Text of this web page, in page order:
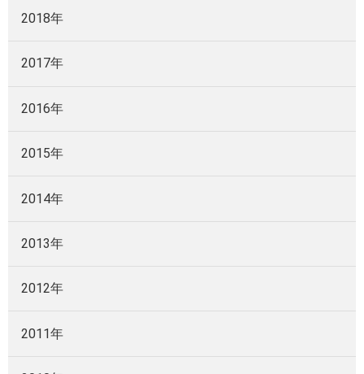
2018年
2017年
2016年
2015年
2014年
2013年
2012年
2011年